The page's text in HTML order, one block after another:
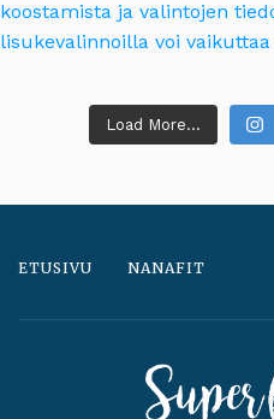
Load More...
ETUSIVU NANAFIT